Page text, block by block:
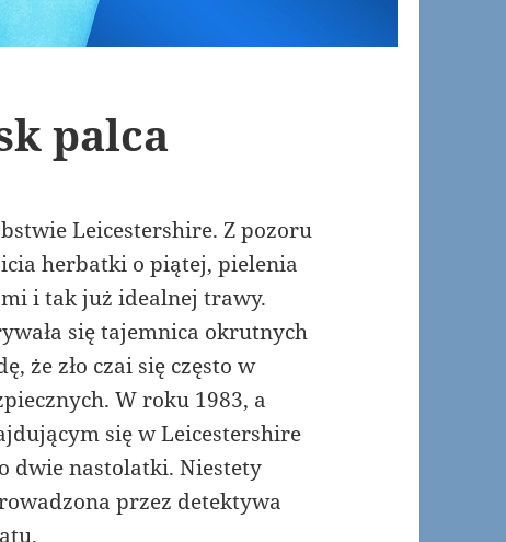
palca
Leicestershire. Z pozoru
herbatki o piątej, pielenia
i tak już idealnej trawy.
się tajemnica okrutnych
że zło czai się często w
W roku 1983, a
się w Leicestershire
dwie nastolatki. Niestety
przez detektywa